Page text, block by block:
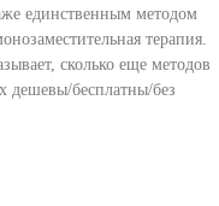
единственным методом
терапия.
сколько еще методов
дешевы/бесплатны/без